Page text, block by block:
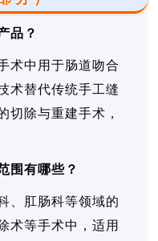
品？
术中用于肠道吻合
术替代传统手工缝
切除与重建手术，
围有哪些？
、肛肠科等领域的
术等手术中，适用